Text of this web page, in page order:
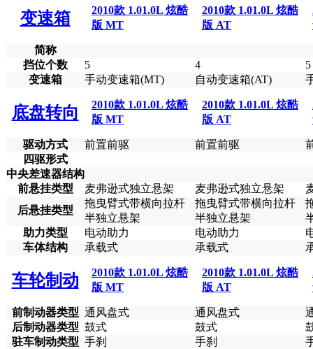
变速箱
2010款 1.01.0L 炫酷
版 MT
2010款 1.01.0L 炫酷
版 AT
简称
挡位个数
5 4
5
变速箱
手动变速箱(MT) 自动变速箱(AT)
底盘转向
2010款 1.01.0L 炫酷
版 MT
2010款 1.01.0L 炫酷
版 AT
驱动方式 前置前驱 前置前驱
四驱形式
中央差速器结构
前悬挂类型
麦弗逊式独立悬架 麦弗逊式独立悬架
后悬挂类型
拖曳臂式带横向拉杆
半独立悬架
拖曳臂式带横向拉杆
半独立悬架
助力类型
电动助力 电动助力
车体结构
承载式 承载式
车轮制动
2010款 1.01.0L 炫酷
版 MT
2010款 1.01.0L 炫酷
版 AT
前制动器类型 通风盘式 通风盘式
后制动器类型 鼓式 鼓式
驻车制动类型 手刹 手刹